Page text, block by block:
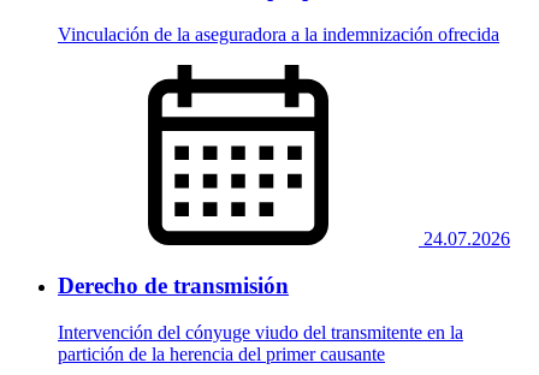
Vinculación de la aseguradora a la indemnización ofrecida
24.07.2026
Derecho de transmisión
Intervención del cónyuge viudo del transmitente en la
partición de la herencia del primer causante